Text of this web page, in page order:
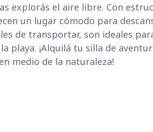
explorás el aire libre. Con
un lugar cómodo para
de transportar, son ideales
playa. ¡Alquilá tu silla de
medio de la naturaleza!